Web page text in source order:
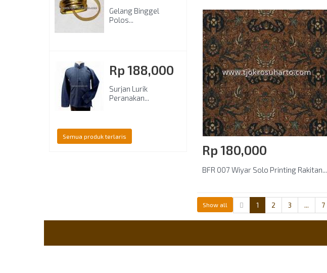
Gelang Binggel
Polos...
Rp‎ 188,000
Surjan Lurik
Peranakan...
Semua produk terlaris
Rp‎ 180,000
BFR 007 Wiyar Solo Printing Rakitan...
Show all 1 2 3 ... 7